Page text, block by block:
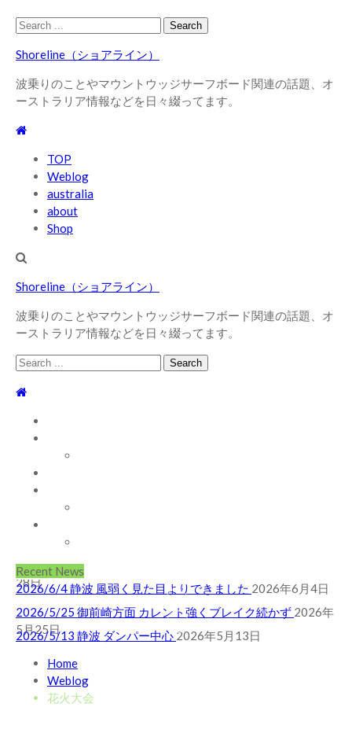
Skip
navigation
Skip
content
Search
Shoreline（ショアライン）
波乗りのことやマウントウッジサーフボード関連の話題、オ
ーストラリア情報などを日々綴ってます。
TOP
Weblog
australia
about
Shop
Shoreline（ショアライン）
波乗りのことやマウントウッジサーフボード関連の話題、オ
ーストラリア情報などを日々綴ってます。
Search
Recent News
2026/5/25 御前崎方面 カレント強くブレイク続かず
2026/5/12 静波 久しぶりにいい波
2026/7/28 御前崎方面 よれ入ったダンパー多め
28日
2026/6/4 静波 風弱く見た目よりできました 2026年6月4日
2026/5/25 御前崎方面 カレント強くブレイク続かず 2026年
5月25日
2026/5/13 静波 ダンパー中心 2026年5月13日
2026/5/12 静波 久しぶりにいい波
2026/7/28 御前崎方面 よれ入ったダンパー多め
28日
2026/6/4 静波 風弱く見た目よりできました
Home
Weblog
花火大会